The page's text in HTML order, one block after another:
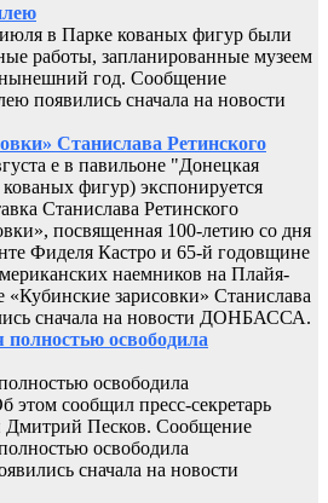
в Парке кованых фигур были
работы, запланированные музеем
год. Сообщение
появились сначала на новости
Станислава Ретинского
е в павильоне "Донецкая
фигур) экспонируется
Станислава Ретинского
посвященная 100-летию со дня
Фиделя Кастро и 65-й годовщине
наемников на Плайя-
зарисовки» Станислава
сначала на новости ДОНБАССА.
полностью освободила
освободила
этом сообщил пресс-секретарь
Дмитрий Песков. Сообщение
освободила
сначала на новости